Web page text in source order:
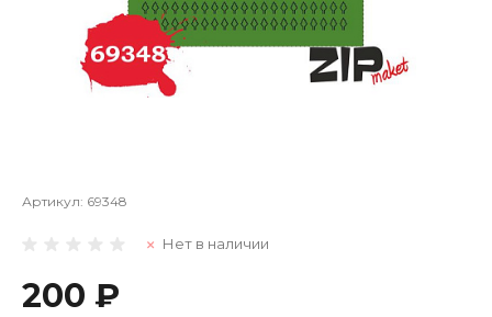
Артикул: 69348
Нет в наличии
200 ₽